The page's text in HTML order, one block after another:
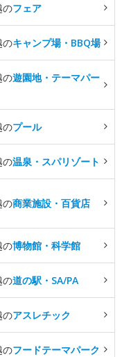
のフェア
のキャンプ場・BBQ場
の遊園地・テーマパー
のプール
の温泉・スパリゾート
の商業施設・百貨店
の博物館・科学館
の道の駅・SA/PA
のアスレチック
のフードテーマパーク